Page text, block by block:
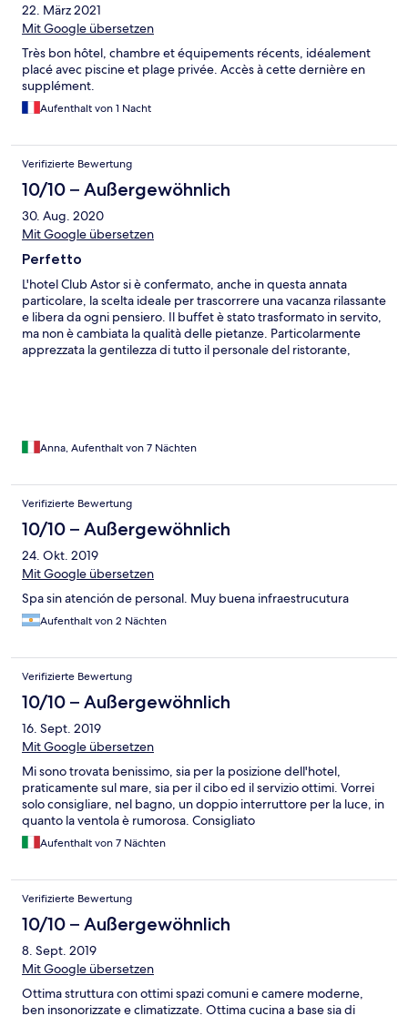
22. März 2021
Mit Google übersetzen
Très bon hôtel, chambre et équipements récents, idéalement
placé avec piscine et plage privée. Accès à cette dernière en
supplément.
Aufenthalt von 1 Nacht
Verifizierte Bewertung
10/10 – Außergewöhnlich
30. Aug. 2020
Mit Google übersetzen
Perfetto
L'hotel Club Astor si è confermato, anche in questa annata
particolare, la scelta ideale per trascorrere una vacanza rilassante
e libera da ogni pensiero. Il buffet è stato trasformato in servito,
ma non è cambiata la qualità delle pietanze. Particolarmente
apprezzata la gentilezza di tutto il personale del ristorante,
Anna, Aufenthalt von 7 Nächten
Verifizierte Bewertung
10/10 – Außergewöhnlich
24. Okt. 2019
Mit Google übersetzen
Spa sin atención de personal. Muy buena infraestrucutura
Aufenthalt von 2 Nächten
Verifizierte Bewertung
10/10 – Außergewöhnlich
16. Sept. 2019
Mit Google übersetzen
Mi sono trovata benissimo, sia per la posizione dell'hotel,
praticamente sul mare, sia per il cibo ed il servizio ottimi. Vorrei
solo consigliare, nel bagno, un doppio interruttore per la luce, in
quanto la ventola è rumorosa. Consigliato
Aufenthalt von 7 Nächten
Verifizierte Bewertung
10/10 – Außergewöhnlich
8. Sept. 2019
Mit Google übersetzen
Ottima struttura con ottimi spazi comuni e camere moderne,
ben insonorizzate e climatizzate. Ottima cucina a base sia di